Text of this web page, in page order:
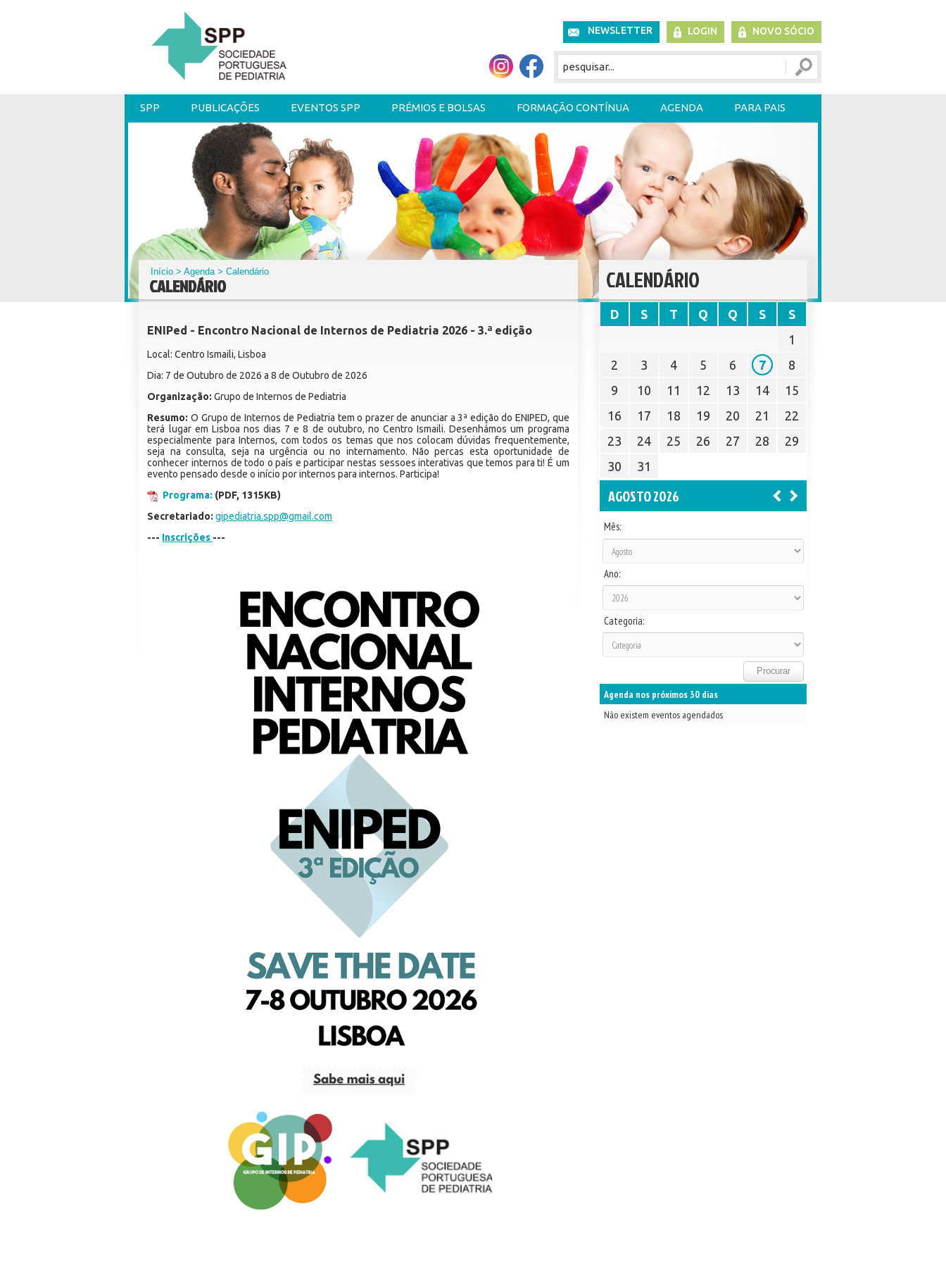
NEWSLETTER LOGIN NOVO SÓCIO
SPP PUBLICAÇÕES EVENTOS SPP PRÉMIOS E BOLSAS FORMAÇÃO CONTÍNUA AGENDA PARA PAIS
Início >Agenda> Calendário
CALENDÁRIO
ENIPed - Encontro Nacional de Internos de Pediatria 2026 - 3.ª edição
Local: Centro Ismaili, Lisboa
Dia: 7 de Outubro de 2026 a 8 de Outubro de 2026
Organização: Grupo de Internos de Pediatria
Resumo:O Grupo de Internos de Pediatria tem o prazer de anunciar a 3ª edição do ENIPED, que
terá lugar em Lisboa nos dias 7 e 8 de outubro, no Centro Ismaili. Desenhámos um programa
especialmente para Internos, com todos os temas que nos colocam dúvidas frequentemente,
seja na consulta, seja na urgência ou no internamento. Não percas esta oportunidade de
conhecer internos de todo o país e participar nestas sessoes interativas que temos para ti! É um
evento pensado desde o início por internos para internos. Participa!
Programa: (PDF, 1315KB)
Secretariado: gipediatria.spp@gmail.com
--- Inscrições ---
CALENDÁRIO
D S T Q Q S
S
1
2
3 4 5 6 7
8
9
10 11 12 13 14
15
16
17 18 19 20 21
22
23
24 25 26 27 28
29
30
31
AGOSTO 2026
Mês:
Ano:
Categoria:
Agenda nos próximos 30 dias
Não existem eventos agendados